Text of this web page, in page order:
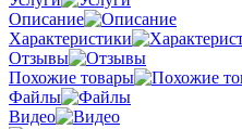
Описание
Характеристики
Отзывы
Похожие товары
Файлы
Видео